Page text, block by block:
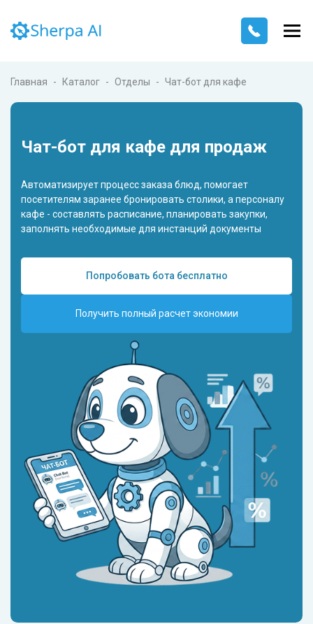
Главная Каталог Отделы Чат-бот для кафе
Чат-бот для кафе для продаж
Автоматизирует процесс заказа блюд, помогает
посетителям заранее бронировать столики, а персоналу
кафе - составлять расписание, планировать закупки,
заполнять необходимые для инстанций документы
Попробовать бота бесплатно
Получить полный расчет экономии